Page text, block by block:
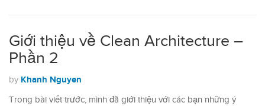
Giới thiệu về Clean Architecture –
Phần 2
by Khanh Nguyen
Trong bài viết trước, mình đã giới thiệu với các bạn những ý